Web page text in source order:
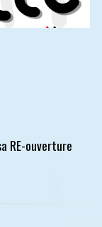
RE-ouverture